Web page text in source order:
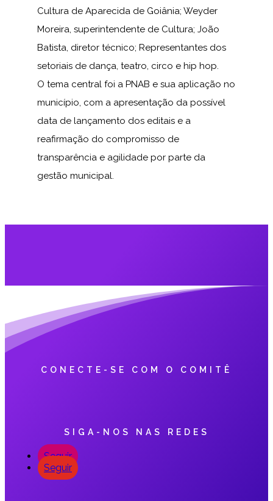
Cultura de Aparecida de Goiânia; Weyder
Moreira, superintendente de Cultura; João
Batista, diretor técnico; Representantes dos
setoriais de dança, teatro, circo e hip hop.
O tema central foi a PNAB e sua aplicação no
município, com a apresentação da possível
data de lançamento dos editais e a
reafirmação do compromisso de
transparência e agilidade por parte da
gestão municipal.
CONECTE-SE COM O COMITÊ
SIGA-NOS NAS REDES
Seguir
Seguir